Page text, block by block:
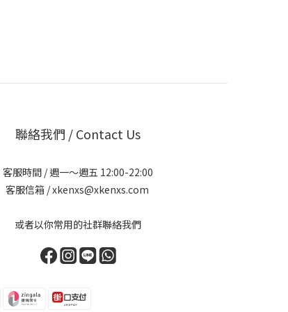
聯絡我們 / Contact Us
客服時間 / 週一～週五 12:00-22:00
客服信箱 / xkenxs@xkenxs.com
或者以你常用的社群聯絡我們